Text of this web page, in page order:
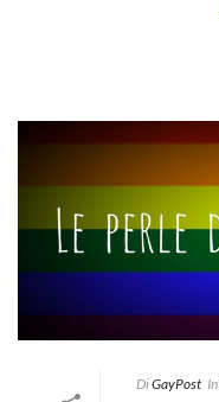
DiGayPost In